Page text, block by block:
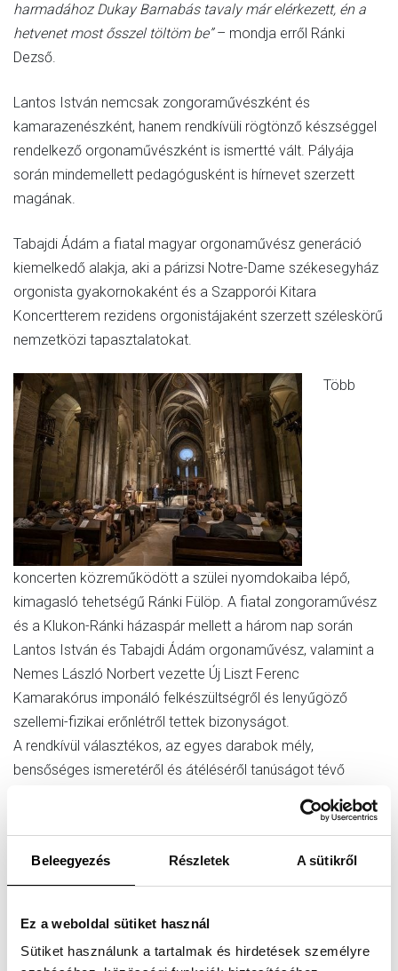
Beleegyezés Részletek A sütikről
Ez a weboldal sütiket használ
Sütiket használunk a tartalmak és hirdetések személyre
harmadához Dukay Barnabás tavaly már elérkezett, én a
hetvenet most ősszel töltöm be”– mondja erről Ránki
Dezső.
Lantos István nemcsak zongoraművészként és
kamarazenészként, hanem rendkívüli rögtönző készséggel
rendelkező orgonaművészként is ismertté vált. Pályája
során mindemellett pedagógusként is hírnevet szerzett
magának.
Tabajdi Ádám a fiatal magyar orgonaművész generáció
kiemelkedő alakja, aki a párizsi Notre-Dame székesegyház
orgonista gyakornokaként és a Szapporói Kitara
Koncertterem rezidens orgonistájaként szerzett széleskörű
nemzetközi tapasztalatokat.
Több
koncerten közreműködött a szülei nyomdokaiba lépő,
kimagasló tehetségű Ránki Fülöp. A fiatal zongoraművész
és a Klukon-Ránki házaspár mellett a három nap során
Lantos István és Tabajdi Ádám orgonaművész, valamint a
Nemes László Norbert vezette Új Liszt Ferenc
Kamarakórus imponáló felkészültségről és lenyűgöző
szellemi-fizikai erőnlétről tettek bizonyságot.
A rendkívül választékos, az egyes darabok mély,
bensőséges ismeretéről és átéléséről tanúságot tévő
A három hétvégi napon át egymást követő öt hangverseny,
valamint a hozzájuk társuló Dante-szonáta előadás
egyetlen feszes ívet alkotott, de aki csak egyet is hallott
alkothatott a kiválasztott mesterek spiritualitásának